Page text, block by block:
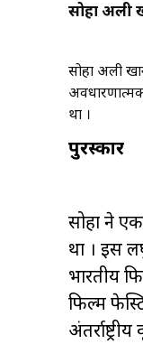
सोहा अली
सोहा अली
था ।
पुरस्कार
सोहा ने
था । इस
भारतीय
फिल्म